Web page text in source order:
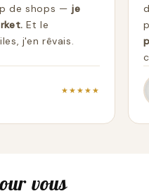
de shops — je
Et le
j'en rêvais.
★★★★★
vous